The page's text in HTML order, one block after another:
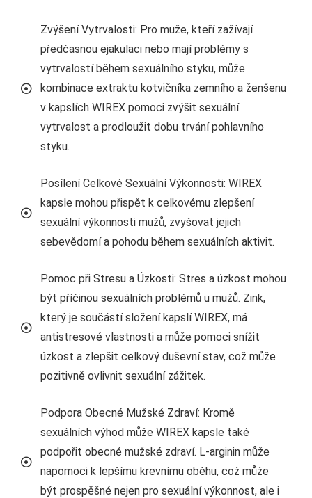
Zvýšení Vytrvalosti: Pro muže, kteří zažívají
předčasnou ejakulaci nebo mají problémy s
vytrvalostí během sexuálního styku, může
kombinace extraktu kotvičníka zemního a ženšenu
v kapslích WIREX pomoci zvýšit sexuální
vytrvalost a prodloužit dobu trvání pohlavního
styku.
Posílení Celkové Sexuální Výkonnosti: WIREX
kapsle mohou přispět k celkovému zlepšení
sexuální výkonnosti mužů, zvyšovat jejich
sebevědomí a pohodu během sexuálních aktivit.
Pomoc při Stresu a Úzkosti: Stres a úzkost mohou
být příčinou sexuálních problémů u mužů. Zink,
který je součástí složení kapslí WIREX, má
antistresové vlastnosti a může pomoci snížit
úzkost a zlepšit celkový duševní stav, což může
pozitivně ovlivnit sexuální zážitek.
Podpora Obecné Mužské Zdraví: Kromě
sexuálních výhod může WIREX kapsle také
podpořit obecné mužské zdraví. L-arginin může
napomoci k lepšímu krevnímu oběhu, což může
být prospěšné nejen pro sexuální výkonnost, ale i